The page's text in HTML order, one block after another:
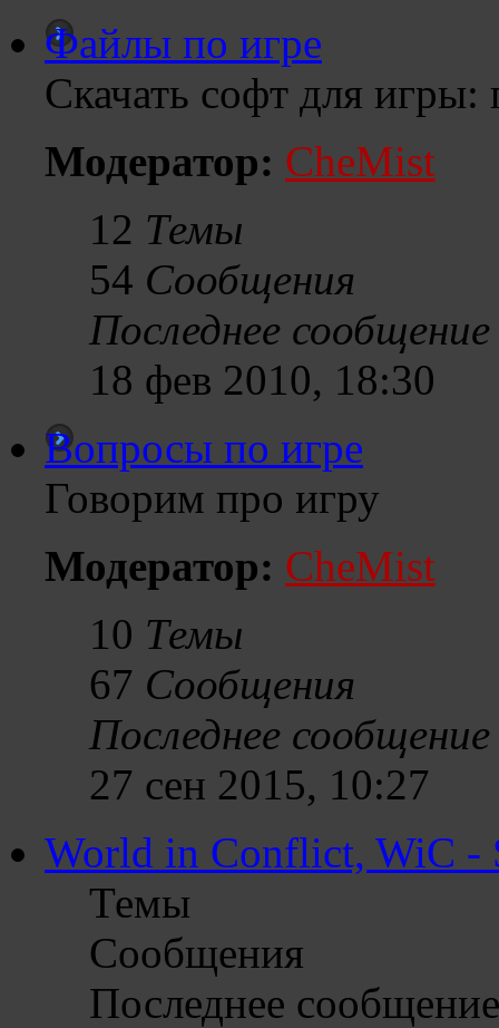
Файлы по игре
Скачать софт для
Модератор: CheMist
12 Темы
54 Сообщения
Последнее сообщение
18 фев 2010, 18:30
Вопросы по игре
Говорим про игру
Модератор: CheMist
10 Темы
67 Сообщения
Последнее сообщение
27 сен 2015, 10:27
World in Conflict, WiC -
Темы
Сообщения
Последнее сообщение